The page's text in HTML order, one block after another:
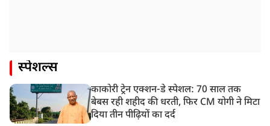
स्पेशल्स
काकोरी ट्रेन एक्शन-डे स्पेशल: 70 साल तक
बेबस रही शहीद की धरती, फिर CM योगी ने मिटा
दिया तीन पीढ़ियों का दर्द